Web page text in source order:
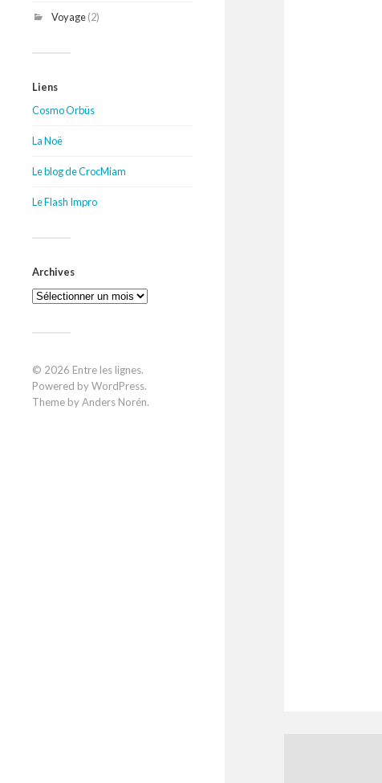
Voyage(2)
Liens
Cosmo Orbüs
La Noë
Le blog de CrocMiam
Le Flash Impro
Archives
Archives
© 2026 Entre les lignes.
Powered byWordPress.
Theme byAnders Norén.